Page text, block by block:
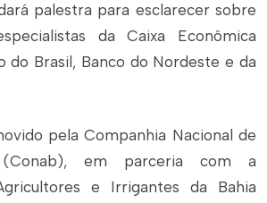
palestra para esclarecer sobre
da Caixa Econômica
do Brasil, Banco do Nordeste e da
pela Companhia Nacional de
(Conab), em parceria com a
e Irrigantes da Bahia